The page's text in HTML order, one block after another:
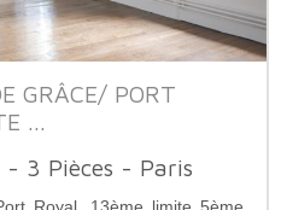
GRÂCE/ PORT
...
3 Pièces - Paris